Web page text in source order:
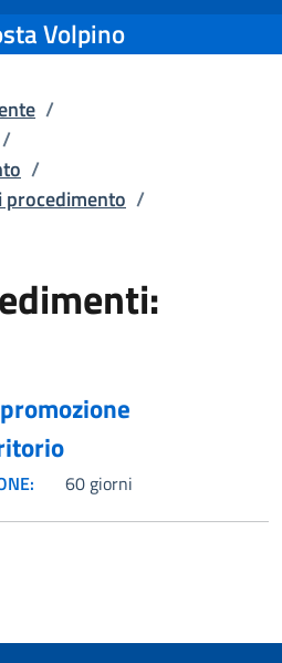
|
Volpino
/
/
/
procedimento /
60 giorni